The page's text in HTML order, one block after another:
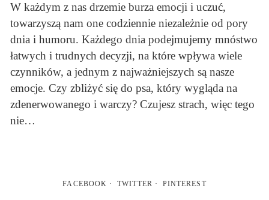
W każdym z nas drzemie burza emocji i uczuć,
towarzyszą nam one codziennie niezależnie od pory
dnia i humoru. Każdego dnia podejmujemy mnóstwo
łatwych i trudnych decyzji, na które wpływa wiele
czynników, a jednym z najważniejszych są nasze
emocje. Czy zbliżyć się do psa, który wygląda na
zdenerwowanego i warczy? Czujesz strach, więc tego
nie…
FACEBOOK TWITTER PINTEREST